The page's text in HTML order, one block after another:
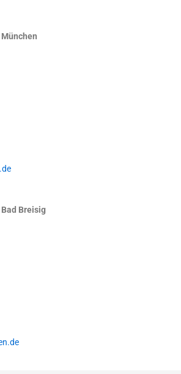
Breisig